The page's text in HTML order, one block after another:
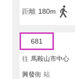
距離 180m
681
往 馬鞍山市中心
興發街 站